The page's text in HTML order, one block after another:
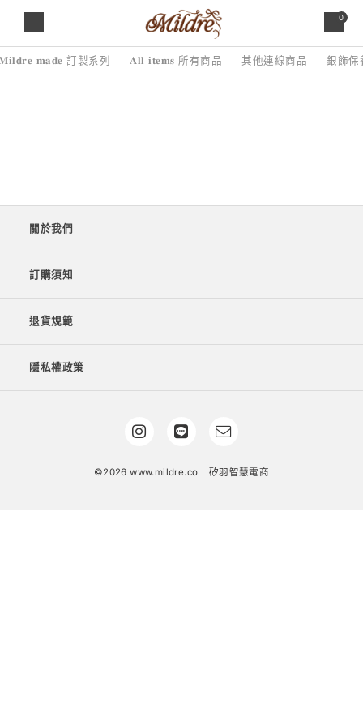
0
𝐦𝐚𝐝𝐞 訂製系列 𝐀𝐥𝐥 𝐢𝐭𝐞𝐦𝐬 所有商品 其他連線商品 銀飾保
關於我們
訂購須知
退貨規範
隱私權政策
©2026 www.mildre.co 矽羽智慧電商